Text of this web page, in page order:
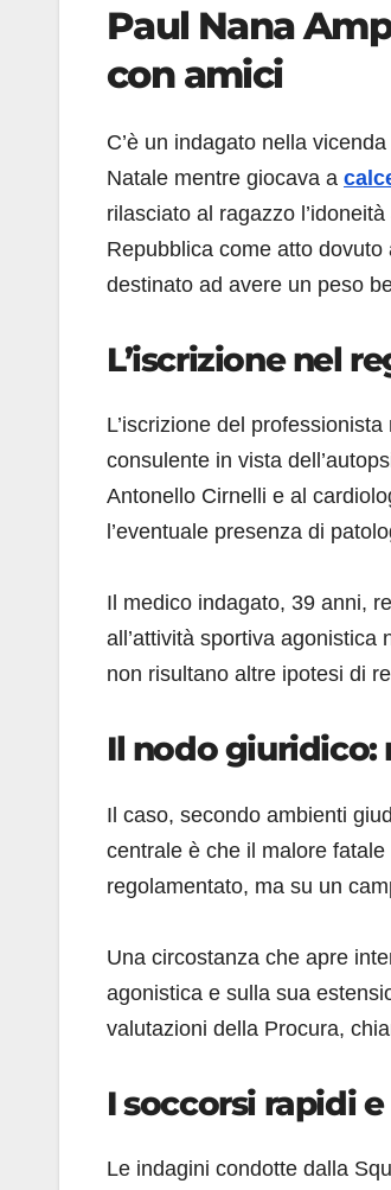
Paul Nana
con amici
C’è un indagato nella
Natale mentre giocava a
rilasciato al ragazzo
Repubblica come atto
destinato ad avere un peso
L’iscrizione nel
L’iscrizione del
consulente in vista
Antonello Cirnelli e al
l’eventuale presenza di
Il medico indagato, 39 anni,
all’attività sportiva
non risultano altre ipotesi di
Il nodo giuridico:
Il caso, secondo ambienti
centrale è che il malore
regolamentato, ma su un
Una circostanza che apre
agonistica e sulla sua
valutazioni della Procura,
I soccorsi rapidi
Le indagini condotte dalla